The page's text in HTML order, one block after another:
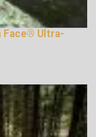
Face® Ultra-